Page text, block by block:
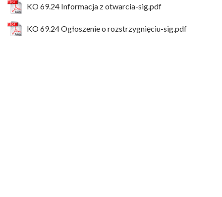
KO 69.24 Informacja z otwarcia-sig.pdf
KO 69.24 Ogłoszenie o rozstrzygnięciu-sig.pdf